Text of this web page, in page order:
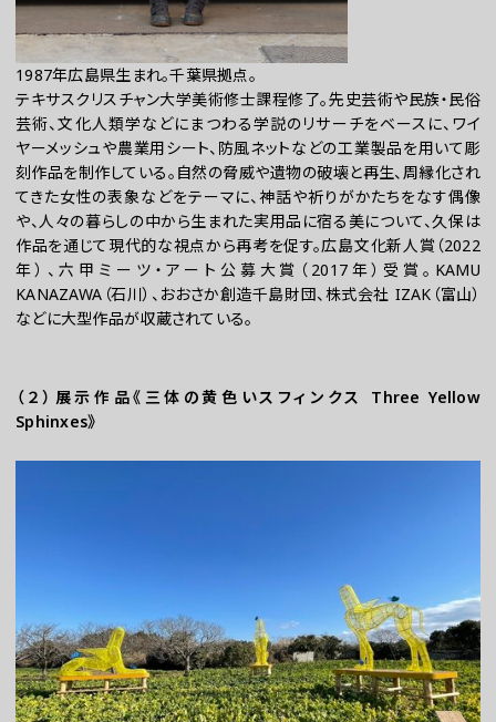
1987年広島県生まれ。千葉県拠点。
テキサスクリスチャン大学美術修士課程修了。先史芸術や民族・民俗
芸術、文化人類学などにまつわる学説のリサーチをベースに、ワイ
ヤーメッシュや農業用シート、防風ネットなどの工業製品を用いて彫
刻作品を制作している。自然の脅威や遺物の破壊と再生、周縁化され
てきた女性の表象などをテーマに、神話や祈りがかたちをなす偶像
や、人々の暮らしの中から生まれた実用品に宿る美について、久保は
作品を通じて現代的な視点から再考を促す。広島文化新人賞（2022
年）、六甲ミーツ・アート公募大賞（2017年）受賞。KAMU
KANAZAWA（石川）、おおさか創造千島財団、株式会社 IZAK（富山）
などに大型作品が収蔵されている。
（２）展示作品《三体の黄色いスフィンクス Three Yellow
Sphinxes》